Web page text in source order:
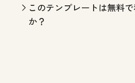
このテンプレートは無料
か？